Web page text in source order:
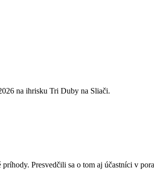
na ihrisku Tri Duby na Sliači.
Presvedčili sa o tom aj účastníci v